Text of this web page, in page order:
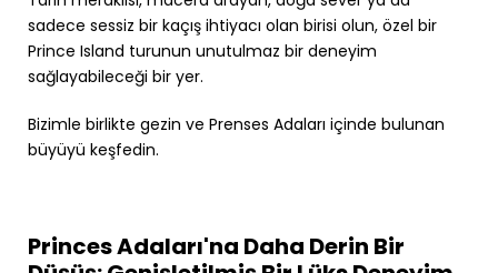
sadece sessiz bir kaçış ihtiyacı olan birisi olun, özel bir
Prince Island turunun unutulmaz bir deneyim
sağlayabileceği bir yer.
Bizimle birlikte gezin ve Prenses Adaları içinde bulunan
büyüyü keşfedin.
Princes Adaları'na Daha Derin Bir